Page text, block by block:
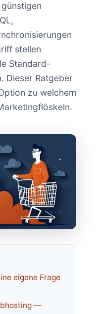
stellen
Standard-
Dieser Ratgeber
zu welchem
eigene Frage
—